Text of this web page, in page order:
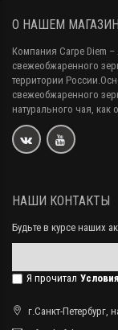
О НАШЕМ
Компания Carpe Diem –
свежеобжаренного
территории
свежеобжаренного
натурального чая, как
НАШИ КОНТАКТЫ
Будьте в курсе наших
Я прочитал
г.Санкт-Петербург,